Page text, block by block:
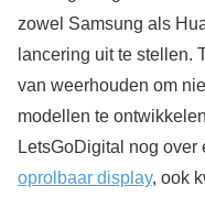
zowel Samsung als
lancering uit te stellen.
van weerhouden om
modellen te
LetsGoDigital nog over
oprolbaar display, ook